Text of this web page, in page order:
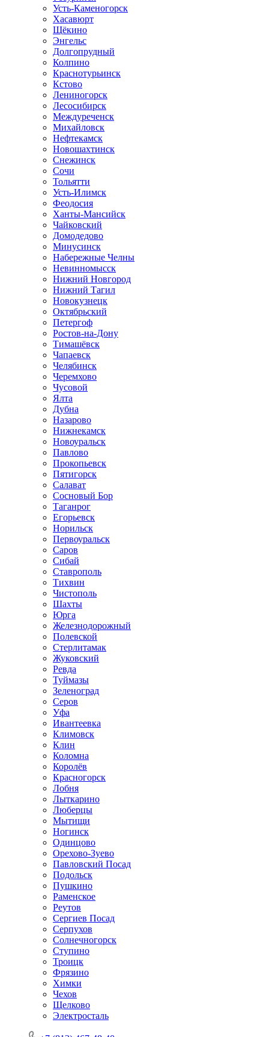
Усть-Каменогорск
Хасавюрт
Щёкино
Энгельс
Долгопрудный
Колпино
Краснотурьинск
Кстово
Лениногорск
Лесосибирск
Междуреченск
Михайловск
Нефтекамск
Новошахтинск
Снежинск
Сочи
Тольятти
Усть-Илимск
Феодосия
Ханты-Мансийск
Чайковский
Домодедово
Минусинск
Набережные Челны
Невинномысск
Нижний Новгород
Нижний Тагил
Новокузнецк
Октябрьский
Петергоф
Ростов-на-Дону
Тимашёвск
Чапаевск
Челябинск
Черемхово
Чусовой
Ялта
Дубна
Назарово
Нижнекамск
Новоуральск
Павлово
Прокопьевск
Пятигорск
Салават
Сосновый Бор
Таганрог
Егорьевск
Норильск
Первоуральск
Саров
Сибай
Ставрополь
Тихвин
Чистополь
Шахты
Юрга
Железнодорожный
Полевской
Стерлитамак
Жуковский
Ревда
Туймазы
Зеленоград
Серов
Уфа
Ивантеевка
Климовск
Клин
Коломна
Королёв
Красногорск
Лобня
Лыткарино
Люберцы
Мытищи
Ногинск
Одинцово
Орехово-Зуево
Павловский Посад
Подольск
Пушкино
Раменское
Реутов
Сергиев Посад
Серпухов
Солнечногорск
Ступино
Троицк
Фрязино
Химки
Чехов
Щелково
Электросталь